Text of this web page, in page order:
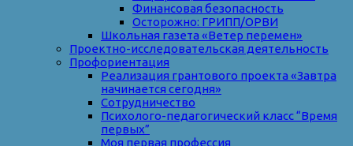
Финансовая безопасность
Осторожно: ГРИПП/ОРВИ
Школьная газета «Ветер перемен»
Проектно-исследовательская деятельность
Профориентация
Реализация грантового проекта «Завтра
начинается сегодня»
Сотрудничество
Психолого-педагогический класс “Время
первых”
Моя первая профессия